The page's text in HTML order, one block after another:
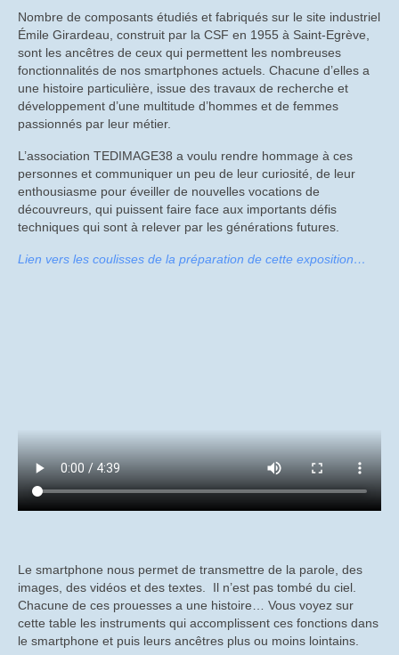
Causerie sur le métier de verrier à Thomson-
CSF puis Thales
Causerie sur les « Tubes à Oxydes » (Les TO)
Causerie sur les tubes à Mémoire
Histoire des CCD et DES à Saint-Egrève
Causerie sur l’histoire du tube TH8532
Les relations sociales
Causerie : les événements de mai 68 sur le
Le syndicat autonome “Trait d’Union”
Causerie sur Travailler Ensemble
Tentative de vente de la radiologie en 2012
Les métiers et les produits
Nombre de composants étudiés et fabriqués sur le site industriel
Émile Girardeau, construit par la CSF en 1955 à Saint-Egrève,
sont les ancêtres de ceux qui permettent les nombreuses
fonctionnalités de nos smartphones actuels. Chacune d’elles a
une histoire particulière, issue des travaux de recherche et
développement d’une multitude d’hommes et de femmes
passionnés par leur métier.
L’association TEDIMAGE38 a voulu rendre hommage à ces
personnes et communiquer un peu de leur curiosité, de leur
enthousiasme pour éveiller de nouvelles vocations de
découvreurs, qui puissent faire face aux importants défis
techniques qui sont à relever par les générations futures.
Lien vers les coulisses de la préparation de cette exposition…
Le smartphone nous permet de transmettre de la parole, des
images, des vidéos et des textes. Il n’est pas tombé du ciel.
Chacune de ces prouesses a une histoire… Vous voyez sur
cette table les instruments qui accomplissent ces fonctions dans
le smartphone et puis leurs ancêtres plus ou moins lointains.